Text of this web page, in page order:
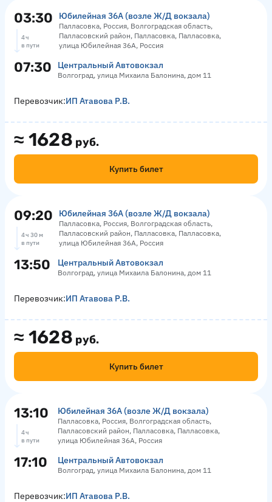
03:30 Юбилейная 36А (возле Ж/Д вокзала)
Палласовка, Россия, Волгоградская область,
Палласовский район, Палласовка, Палласовка,
улица Юбилейная 36А, Россия
4 ч
в пути
07:30 Центральный Автовокзал
Волгоград, улица Михаила Балонина, дом 11
≈ 1628 руб.
Купить билет
Перевозчик:ИП Атавова Р.В.
09:20 Юбилейная 36А (возле Ж/Д вокзала)
Палласовка, Россия, Волгоградская область,
Палласовский район, Палласовка, Палласовка,
улица Юбилейная 36А, Россия
4 ч 30 м
в пути
13:50 Центральный Автовокзал
Волгоград, улица Михаила Балонина, дом 11
≈ 1628 руб.
Купить билет
Перевозчик:ИП Атавова Р.В.
13:10 Юбилейная 36А (возле Ж/Д вокзала)
Палласовка, Россия, Волгоградская область,
Палласовский район, Палласовка, Палласовка,
улица Юбилейная 36А, Россия
4 ч
в пути
17:10 Центральный Автовокзал
Волгоград, улица Михаила Балонина, дом 11
Перевозчик:ИП Атавова Р.В.